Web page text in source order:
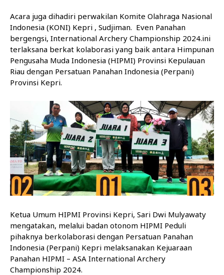
Acara juga dihadiri perwakilan Komite Olahraga Nasional
Indonesia (KONI) Kepri , Sudjiman. Even Panahan
bergengsi, International Archery Championship 2024.ini
terlaksana berkat kolaborasi yang baik antara Himpunan
Pengusaha Muda Indonesia (HIPMI) Provinsi Kepulauan
Riau dengan Persatuan Panahan Indonesia (Perpani)
Provinsi Kepri.
Ketua Umum HIPMI Provinsi Kepri, Sari Dwi Mulyawaty
mengatakan, melalui badan otonom HIPMI Peduli
pihaknya berkolaborasi dengan Persatuan Panahan
Indonesia (Perpani) Kepri melaksanakan Kejuaraan
Panahan HIPMI – ASA International Archery
Championship 2024.